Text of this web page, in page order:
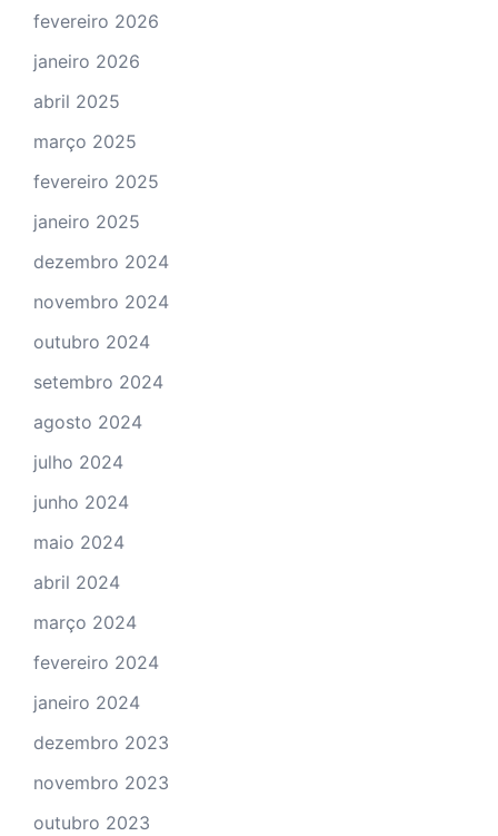
fevereiro 2026
janeiro 2026
abril 2025
março 2025
fevereiro 2025
janeiro 2025
dezembro 2024
novembro 2024
outubro 2024
setembro 2024
agosto 2024
julho 2024
junho 2024
maio 2024
abril 2024
março 2024
fevereiro 2024
janeiro 2024
dezembro 2023
novembro 2023
outubro 2023